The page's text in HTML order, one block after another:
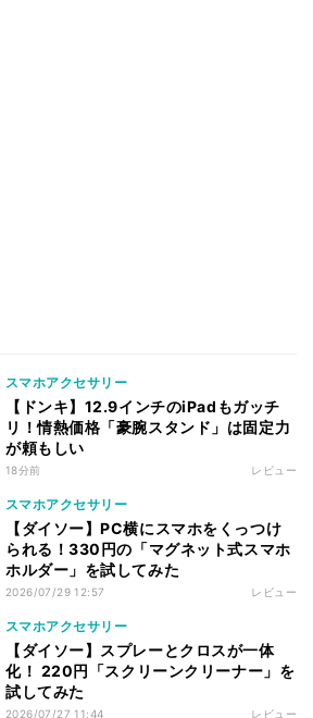
スマホアクセサリー
【ドンキ】12.9インチのiPadもガッチ
リ！情熱価格「豪腕スタンド」は固定力
が頼もしい
18分前 レビュー
スマホアクセサリー
【ダイソー】PC横にスマホをくっつけ
られる！330円の「マグネット式スマホ
ホルダー」を試してみた
2026/07/29 12:57 レビュー
スマホアクセサリー
【ダイソー】スプレーとクロスが一体
化！ 220円「スクリーンクリーナー」を
試してみた
2026/07/27 11:44 レビュー